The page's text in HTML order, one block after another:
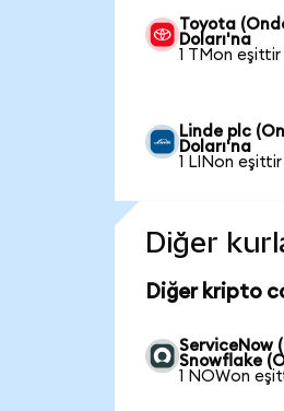
Toyota
Doları'na
1 TMon eşittir
Linde plc
Doları'na
1 LINon
Diğer
Diğer kripto
ServiceNow
Snowflake
1 NOWon